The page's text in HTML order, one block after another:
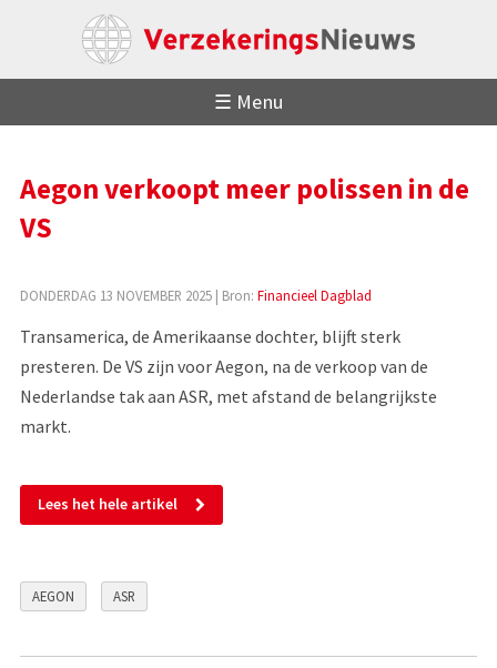
☰ Menu
Aegon verkoopt meer polissen in de
VS
DONDERDAG 13 NOVEMBER 2025| Bron: Financieel Dagblad
Transamerica, de Amerikaanse dochter, blijft sterk
presteren. De VS zijn voor Aegon, na de verkoop van de
Nederlandse tak aan ASR, met afstand de belangrijkste
markt.
Lees het hele artikel
AEGON ASR